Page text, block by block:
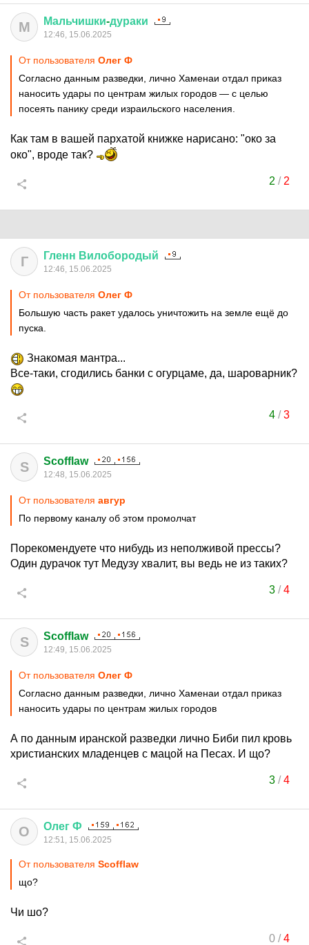
М Мальчишки-дураки
12:46, 15.06.2025
От пользователя Олег Ф
Согласно данным разведки, лично Хаменаи отдал приказ
наносить удары по центрам жилых городов — с целью
посеять панику среди израильского населения.
Как там в вашей пархатой книжке нарисано: "око за
око", вроде так?
2 / 2
Г Гленн Вилобородый
12:46, 15.06.2025
От пользователя Олег Ф
Большую часть ракет удалось уничтожить на земле ещё до
пуска.
Знакомая мантра...
Все-таки, сгодились банки с огурцаме, да, шароварник?
4/3
S Scofflaw
12:48, 15.06.2025
От пользователя авгуp
По первому каналу об этом промолчат
Порекомендуете что нибудь из неполживой прессы?
Один дурачок тут Медузу хвалит, вы ведь не из таких?
3/4
S Scofflaw
12:49, 15.06.2025
От пользователя Олег Ф
Согласно данным разведки, лично Хаменаи отдал приказ
наносить удары по центрам жилых городов
А по данным иранской разведки лично Биби пил кровь
христианских младенцев с мацой на Песах. И що?
3/4
О Олег Ф
12:51, 15.06.2025
От пользователя Scofflaw
що?
Чи шо?
0/4